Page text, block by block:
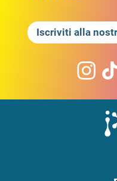
Iscriviti alla